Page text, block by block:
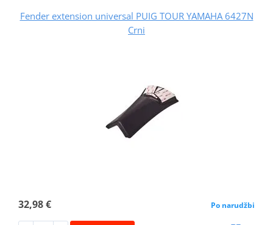
Fender extension universal PUIG TOUR YAMAHA 6427N
Crni
32,98 € Po narudžbi